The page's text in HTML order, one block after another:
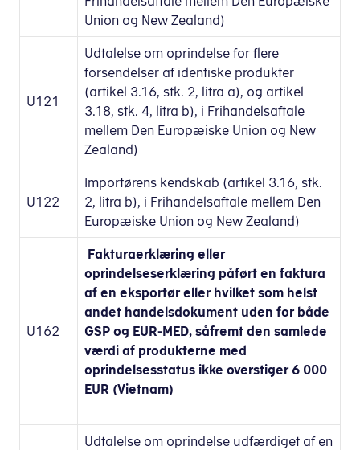
Union og New Zealand)
U121
Udtalelse om oprindelse for flere
forsendelser af identiske produkter
(artikel 3.16, stk. 2, litra a), og artikel
3.18, stk. 4, litra b), i Frihandelsaftale
mellem Den Europæiske Union og New
Zealand)
U122
Importørens kendskab (artikel 3.16, stk.
2, litra b), i Frihandelsaftale mellem Den
Europæiske Union og New Zealand)
U162
Fakturaerklæring eller
oprindelseserklæring påført en faktura
af en eksportør eller hvilket som helst
andet handelsdokument uden for både
GSP og EUR-MED, såfremt den samlede
værdi af produkterne med
oprindelsesstatus ikke overstiger 6 000
EUR (Vietnam)
Udtalelse om oprindelse udfærdiget af en